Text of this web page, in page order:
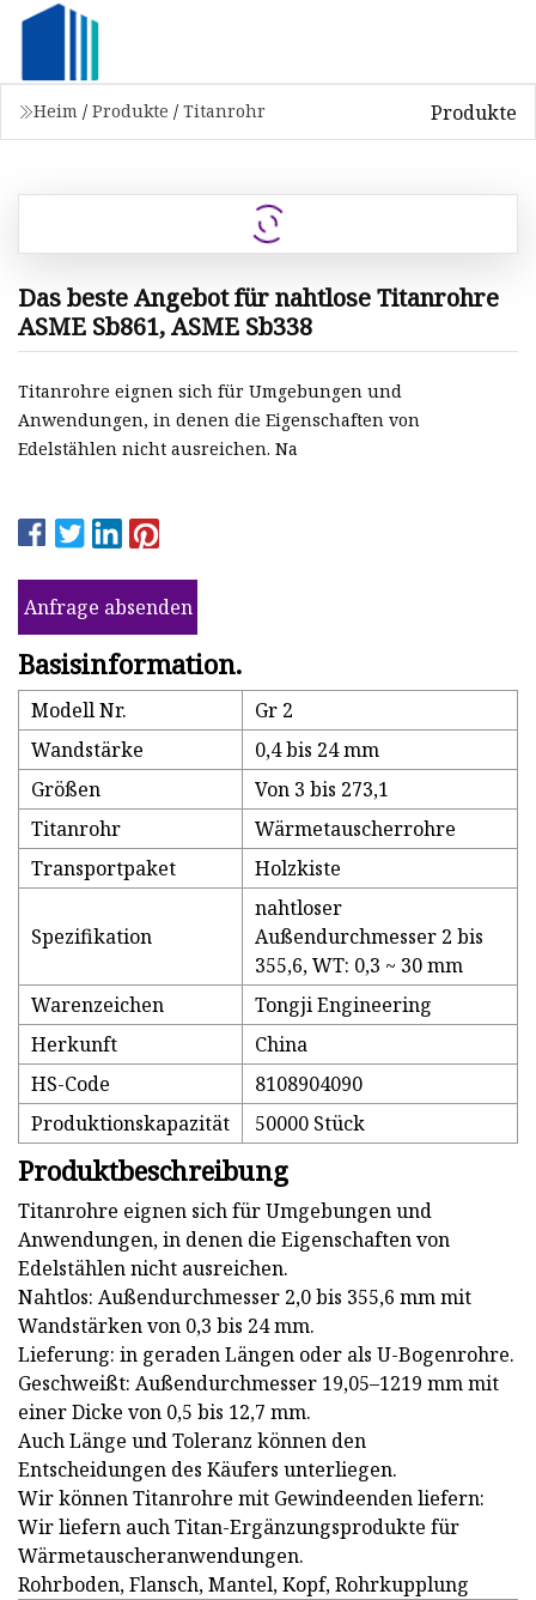
Heim / Produkte / Titanrohr Produkte
Das beste Angebot für nahtlose Titanrohre
ASME Sb861, ASME Sb338
Titanrohre eignen sich für Umgebungen und
Anwendungen, in denen die Eigenschaften von
Edelstählen nicht ausreichen. Na
Anfrage absenden
Basisinformation.
Modell Nr.
Gr 2
Wandstärke
0,4 bis 24 mm
Größen
Von 3 bis 273,1
Titanrohr
Wärmetauscherrohre
Transportpaket
Holzkiste
Spezifikation
nahtloser
Außendurchmesser 2 bis
355,6, WT: 0,3 ~ 30 mm
Warenzeichen
Tongji Engineering
Herkunft
China
HS-Code
8108904090
Produktionskapazität
50000 Stück
Produktbeschreibung
Titanrohre eignen sich für Umgebungen und
Anwendungen, in denen die Eigenschaften von
Edelstählen nicht ausreichen.
Nahtlos: Außendurchmesser 2,0 bis 355,6 mm mit
Wandstärken von 0,3 bis 24 mm.
Lieferung: in geraden Längen oder als U-Bogenrohre.
Geschweißt: Außendurchmesser 19,05–1219 mm mit
einer Dicke von 0,5 bis 12,7 mm.
Auch Länge und Toleranz können den
Entscheidungen des Käufers unterliegen.
Wir können Titanrohre mit Gewindeenden liefern:
Wir liefern auch Titan-Ergänzungsprodukte für
Wärmetauscheranwendungen.
Rohrboden, Flansch, Mantel, Kopf, Rohrkupplung